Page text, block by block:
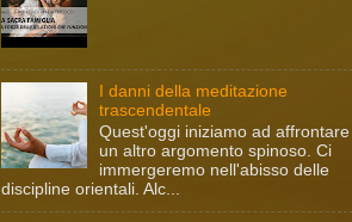
I danni della meditazione
trascendentale
Quest'oggi iniziamo ad affrontare
un altro argomento spinoso. Ci
immergeremo nell'abisso delle
discipline orientali. Alc...